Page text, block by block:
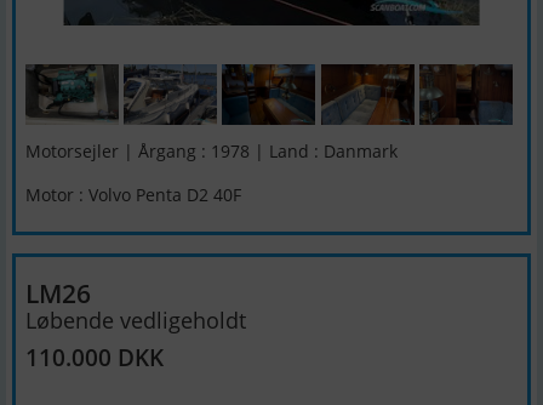
Motorsejler | Årgang : 1978 | Land : Danmark
Motor : Volvo Penta D2 40F
LM26
Løbende vedligeholdt
110.000 DKK